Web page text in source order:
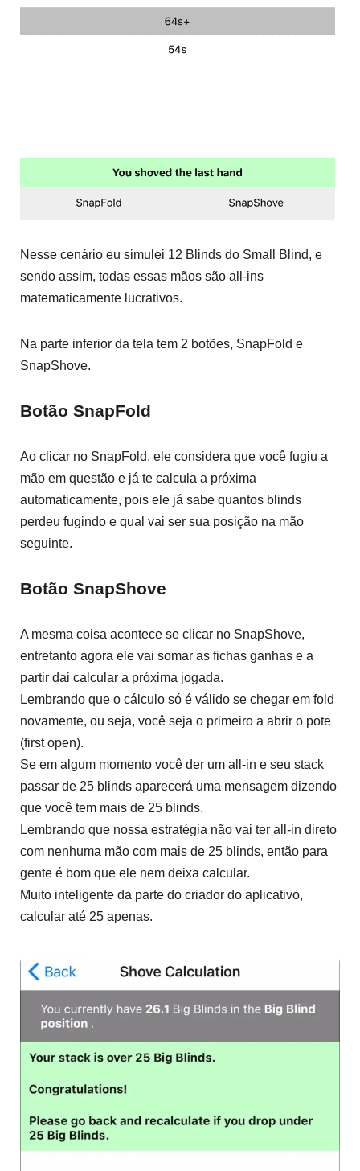
Nesse cenário eu simulei 12 Blinds do Small Blind, e
sendo assim, todas essas mãos são all-ins
matematicamente lucrativos.
Na parte inferior da tela tem 2 botões, SnapFold e
SnapShove.
Botão SnapFold
Ao clicar no SnapFold, ele considera que você fugiu a
mão em questão e já te calcula a próxima
automaticamente, pois ele já sabe quantos blinds
perdeu fugindo e qual vai ser sua posição na mão
seguinte.
Botão SnapShove
A mesma coisa acontece se clicar no SnapShove,
entretanto agora ele vai somar as fichas ganhas e a
partir dai calcular a próxima jogada.
Lembrando que o cálculo só é válido se chegar em fold
novamente, ou seja, você seja o primeiro a abrir o pote
(first open).
Se em algum momento você der um all-in e seu stack
passar de 25 blinds aparecerá uma mensagem dizendo
que você tem mais de 25 blinds.
Lembrando que nossa estratégia não vai ter all-in direto
com nenhuma mão com mais de 25 blinds, então para
gente é bom que ele nem deixa calcular.
Muito inteligente da parte do criador do aplicativo,
calcular até 25 apenas.